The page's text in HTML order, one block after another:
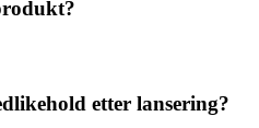
etter lansering?